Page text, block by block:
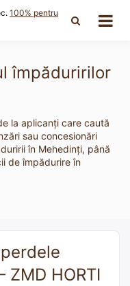
100% pentru
împăduririlor
la aplicanți care caută
sau concesionări
în Mehedinți, până
de împădurire în
HORTI